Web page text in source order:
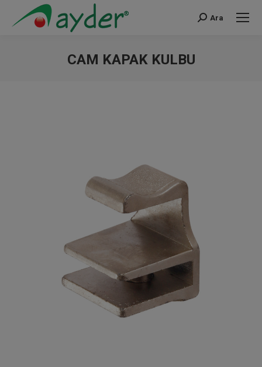
Search:
Ara
CAM KAPAK KULBU